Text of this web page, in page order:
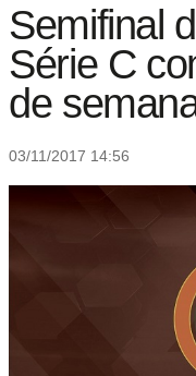
Semifinal
Série C
de
03/11/2017 14:56